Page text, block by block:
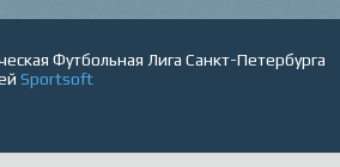
Футбольная Лига Санкт-Петербурга
Sportsoft